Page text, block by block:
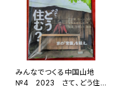
みんなでつくる中国山地
№4 2023 さて、どう住